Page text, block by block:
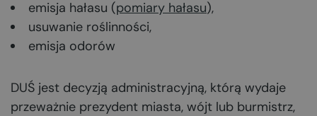
emisja hałasu (pomiary hałasu),
usuwanie roślinności,
emisja odorów
DUŚ jest decyzją administracyjną, którą wydaje
przeważnie prezydent miasta, wójt lub burmistrz,